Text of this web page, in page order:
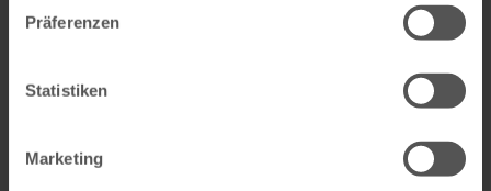
Präferenzen
Statistiken
Marketing